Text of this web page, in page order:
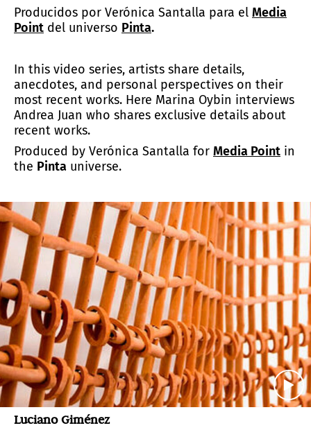
Producidos por Verónica Santalla para el Media
Point del universo Pinta.
In this video series, artists share details,
anecdotes, and personal perspectives on their
most recent works. Here Marina Oybin interviews
Andrea Juan who shares exclusive details about
recent works.
Produced by Verónica Santalla for Media Point in
the Pinta universe.
Luciano Giménez